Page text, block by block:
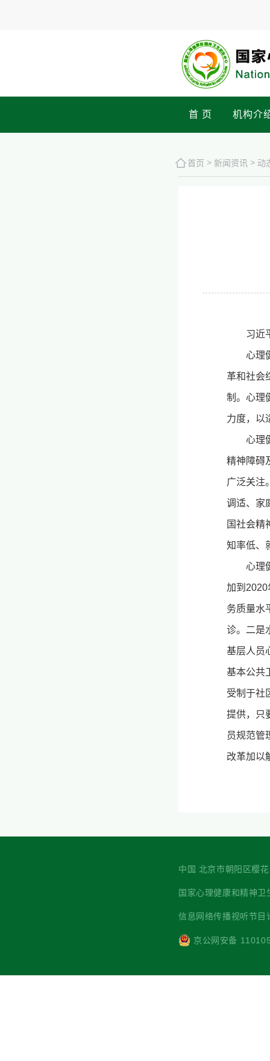
首 页 机构介
首页 > 新闻资讯 > 动
习近
心理
革和社会
制。心理
力度，以
心理
精神障碍
广泛关注
调适、家
国社会精
知率低、
心理
加到2020
务质量水
诊。二是
基层人员
基本公共
受制于社
提供，只
员规范管
改革加以
中国 北京市朝阳区
国家心理健康和精神
信息网络传播视听节
京公网安备